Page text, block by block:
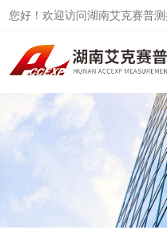
您好！欢迎访问湖南艾克赛普